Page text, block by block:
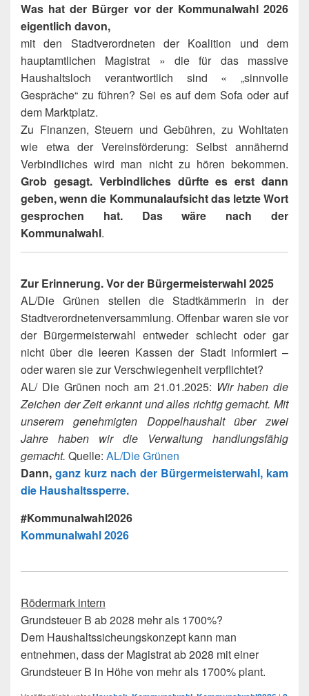
Was hat der Bürger vor der Kommunalwahl 2026
eigentlich davon,
mit den Stadtverordneten der Koalition und dem
hauptamtlichen Magistrat » die für das massive
Haushaltsloch verantwortlich sind « „sinnvolle
Gespräche“ zu führen? Sei es auf dem Sofa oder auf
dem Marktplatz.
Zu Finanzen, Steuern und Gebühren, zu Wohltaten
wie etwa der Vereinsförderung: Selbst annähernd
Verbindliches wird man nicht zu hören bekommen.
Grob gesagt. Verbindliches dürfte es erst dann
geben, wenn die Kommunalaufsicht das letzte Wort
gesprochen hat. Das wäre nach der
Kommunalwahl.
Zur Erinnerung. Vor der Bürgermeisterwahl 2025
AL/Die Grünen stellen die Stadtkämmerin in der
Stadtverordnetenversammlung. Offenbar waren sie vor
der Bürgermeisterwahl entweder schlecht oder gar
nicht über die leeren Kassen der Stadt informiert –
oder waren sie zur Verschwiegenheit verpflichtet?
AL/ Die Grünen noch am 21.01.2025: Wir haben die
Zeichen der Zeit erkannt und alles richtig gemacht. Mit
unserem genehmigten Doppelhaushalt über zwei
Jahre haben wir die Verwaltung handlungsfähig
gemacht. Quelle: AL/Die Grünen
Dann, ganz kurz nach der Bürgermeisterwahl, kam
die Haushaltssperre.
#Kommunalwahl2026
Kommunalwahl 2026
Rödermark intern
Grundsteuer B ab 2028 mehr als 1700%?
Dem Haushaltssicheungskonzept kann man
entnehmen, dass der Magistrat ab 2028 mit einer
Grundsteuer B in Höhe von mehr als 1700% plant.